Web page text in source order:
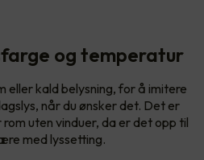
og temperatur
eller kald belysning, for å imitere
når du ønsker det. Det er
uten vinduer, da er det opp til
med lyssetting.